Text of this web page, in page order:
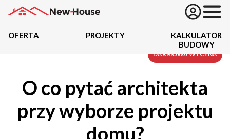
Oferta
Działki
OFERTA PROJEKTY
KALKULATOR
BUDOWY
O co pytać architekta
przy wyborze projektu
domu?
DARMOWA WYCENA